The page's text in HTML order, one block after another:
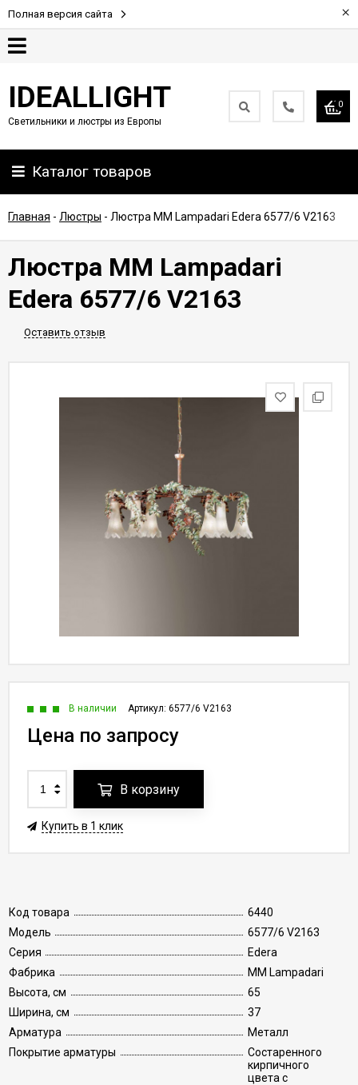
Полная версия сайта ×
Партнерам
Доставка
IDEALLIGHT
Светильники и люстры из Европы
0
Каталог товаров
Главная - Люстры - Люстра MM Lampadari Edera 6577/6 V2163
Люстра MM Lampadari
Edera 6577/6 V2163
Оставить отзыв
Код товара
6440
Модель
6577/6 V2163
Серия
Edera
Фабрика
MM Lampadari
Высота, см
65
Ширина, см
37
Арматура
Металл
Покрытие арматуры
Состаренного
кирпичного
цвета с
Артикул: 6577/6 V2163
В наличии
Цена по запросу
В корзину
Купить в 1 клик